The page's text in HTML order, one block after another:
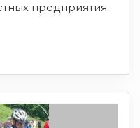
предприятия.